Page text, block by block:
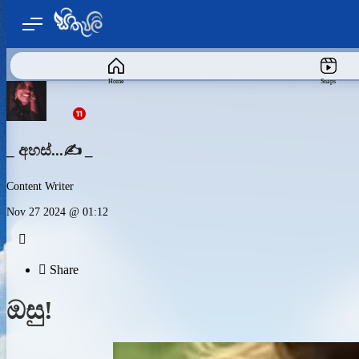
Home Snaps
_ අහස්...✍️ _
Content Writer
Nov 27 2024 @ 01:12

 Share
ඔසු!